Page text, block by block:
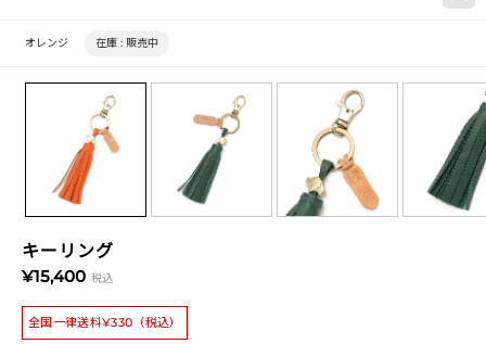
キーリング
¥15,400 税込
全国一律送料¥330（税込）
オレンジ 在庫 : 販売中